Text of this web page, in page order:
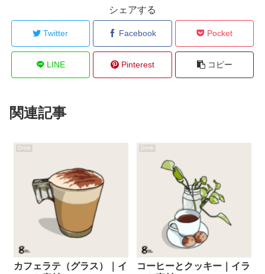
シェアする
Twitter Facebook Pocket
LINE Pinterest コピー
関連記事
Drink
カフェラテ（グラス）｜イ
Drink
コーヒーとクッキー｜イラ